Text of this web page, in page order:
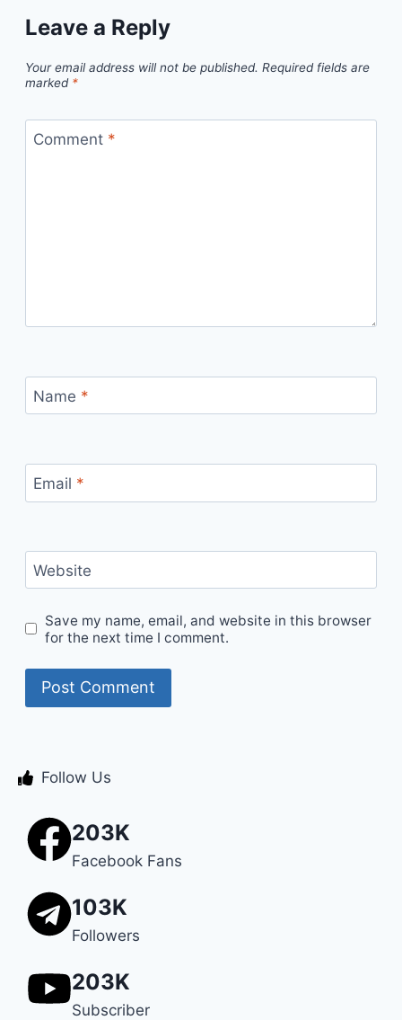
Leave a Reply
Your email address will not be published. Required fields are
marked *
Comment *
Name *
Email *
Website
Save my name, email, and website in this browser
for the next time I comment.
Follow Us
203K
Facebook Fans
103K
Followers
203K
Subscriber